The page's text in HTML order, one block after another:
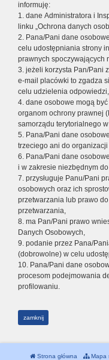
informuję:
1. dane Administratora i
linku „Ochrona danych
2. Pana/Pani dane
celu udostępniania strony
prawnych spoczywających
3. jeżeli korzysta Pan/Pani
e-mail placówki to zgadza
celu udzielenia odpowiedzi,
4. dane osobowe mogą
organom ochrony prawnej
samorządu terytorialnego
5. Pana/Pani dane
trzeciego ani do
6. Pana/Pani dane
i w zakresie niezbędnym
7. przysługuje Panu/Pani
osobowych oraz ich
przetwarzania lub prawo
przetwarzania,
8. ma Pan/Pani prawo
Danych Osobowych,
9. podanie przez Pana/
(dobrowolne) w celu
10. Pana/Pani dane
procesom podejmowania
profilowaniu.
zamknij
Strona główna Mapa